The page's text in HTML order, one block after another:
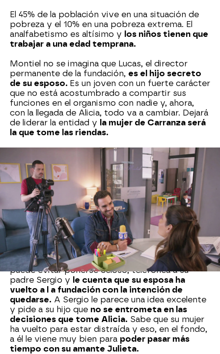
El 45% de la población vive en una situación de
pobreza y el 10% en una pobreza extrema. El
analfabetismo es altísimo y los niños tienen que
trabajar a una edad temprana.
Montiel no se imagina que Lucas, el director
permanente de la fundación, es el hijo secreto
de su esposo. Es un joven con un fuerte carácter
que no está acostumbrado a compartir sus
funciones en el organismo con nadie y, ahora,
con la llegada de Alicia, todo va a cambiar. Dejará
de liderar la entidad y la mujer de Carranza será
la que tome las riendas.
Casualmente,Martín se persona allí con la
intención de hacer un reportaje sobre dicha
fundacióny entrevista a Alicia, pese a la
oposición de Lucas. La hija de doña Eva confiesa
al periodista que está muy emocionada con la
idea de volver a trabajar allí. Martín le revela
cuando están a solas que la extrañaba y que su
máximo deseo era volver a verla. El destino
parece que les ha vuelto a unir.
Durante la entrevista a Alicia, Lucas, que no
puede evitar ponerse celoso, telefonea a su
padre Sergio y le cuenta que su esposa ha
vuelto a l a fundación con la intención de
quedarse. A Sergio le parece una idea excelente
y pide a su hijo que no se entrometa en las
decisiones que tome Alicia. Sabe que su mujer
ha vuelto para estar distraída y eso, en el fondo,
a él le viene muy bien para poder pasar más
tiempo con su amante Julieta.